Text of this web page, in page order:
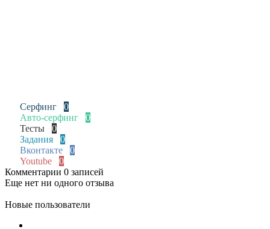
Серфинг 0
Авто-серфинг 0
Тесты 0
Задания 0
Вконтакте 0
Youtube 0
Комментарии 0 записей
Еще нет ни одного отзыва
Новые пользователи